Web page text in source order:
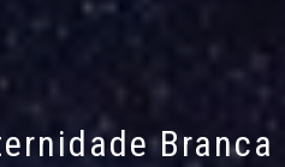
Branca